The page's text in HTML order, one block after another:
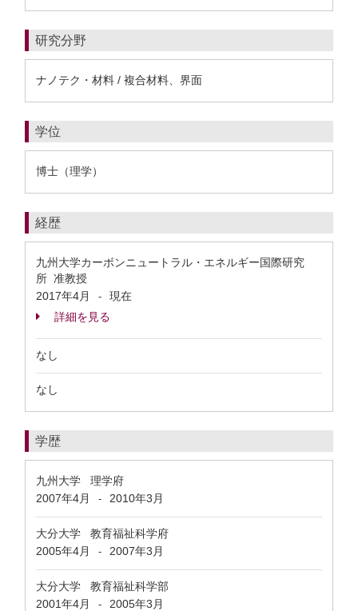
研究分野
ナノテク・材料 / 複合材料、界面
学位
博士（理学）
経歴
九州大学カーボンニュートラル・エネルギー国際研究
所 准教授
2017年4月
-
現在
詳細を見る
なし
なし
学歴
九州大学 理学府
2007年4月
- 2010年3月
大分大学 教育福祉科学府
2005年4月
- 2007年3月
大分大学 教育福祉科学部
2001年4月
- 2005年3月